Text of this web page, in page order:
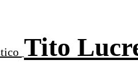
Tito